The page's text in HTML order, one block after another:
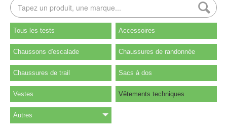
Tous les tests Accessoires
Chaussons d'escalade Chaussures de randonnée
Chaussures de trail Sacs à dos
Vestes Vêtements techniques
Autres